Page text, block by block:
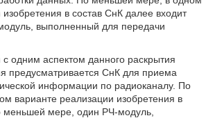
в состав СнК далее входит
выполненный для передачи
с одним аспектом данного раскрытия
предусматривается СнК для приема
информации по радиоканалу. По
варианте реализации изобретения в
меньшей мере, один РЧ-модуль,